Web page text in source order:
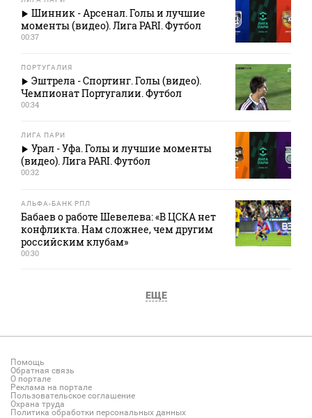
Шинник - Арсенал. Голы и лучшие
моменты (видео). Лига PARI. Футбол
00:37
ПОРТУГАЛИЯ
Эштрела - Спортинг. Голы (видео).
Чемпионат Португалии. Футбол
00:34
ЛИГА ПАРИ
Урал - Уфа. Голы и лучшие моменты
(видео). Лига PARI. Футбол
00:32
АЛЬФА-БАНК РПЛ
Бабаев о работе Шевелева: «В ЦСКА нет
конфликта. Нам сложнее, чем другим
российским клубам»
00:30
ЕЩЕ
Помощь
Обратная связь
О портале
Реклама на портале
Пользовательское соглашение
Охрана труда
Политика обработки персональных данных